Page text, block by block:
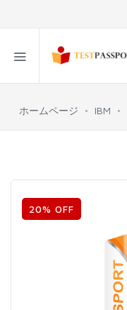
ホームページ IBM
20% OFF